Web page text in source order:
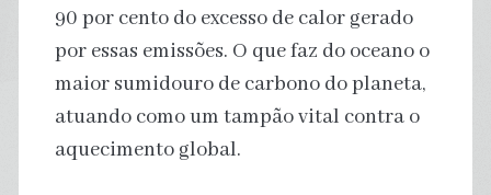
90 por cento do excesso de calor gerado
por essas emissões. O que faz do oceano o
maior sumidouro de carbono do planeta,
atuando como um tampão vital contra o
aquecimento global.